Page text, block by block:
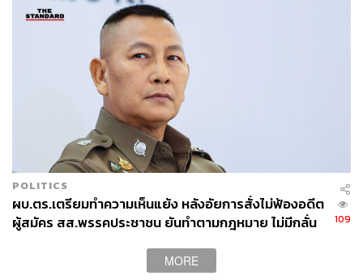
POLITICS
ผบ.ตร.เตรียมทำความเห็นแย้ง หลังอัยการสั่งไม่ฟ้องอดีต
ผู้สมัคร สส.พรรคประชาชน ยันทำตามกฎหมาย ไม่มีกลั่น
109
MORE